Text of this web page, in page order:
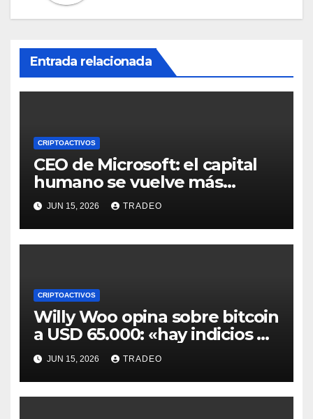
Entrada relacionada
CRIPTOACTIVOS
CEO de Microsoft: el capital
humano se vuelve más
valioso a medida que crece la
IA
JUN 15, 2026 TRADEO
CRIPTOACTIVOS
Willy Woo opina sobre bitcoin
a USD 65.000: «hay indicios de
posible divergencia alcista»
JUN 15, 2026 TRADEO